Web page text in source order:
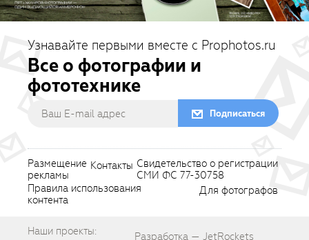
Узнавайте первыми вместе с Prophotos.ru
Все о фотографии и
фототехнике
Подписаться
Размещение
рекламы
Контакты Свидетельство о регистрации
СМИ ФС 77-30758
Правила использования
контента
Для фотографов
Наши проекты: Разработка — JetRockets